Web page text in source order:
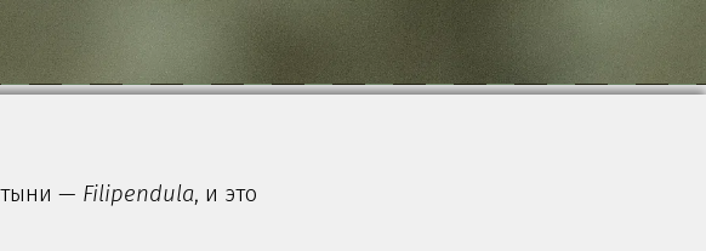
— Filipendula, и это